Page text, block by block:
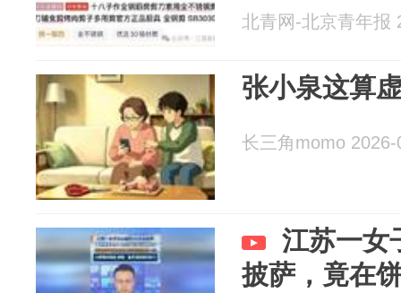
北青网-北京青年报
张小泉这算
长三角momo 2026-
江苏一女
披萨，竟在